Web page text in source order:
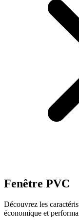
Fenêtre PVC
Découvrez les
économique et